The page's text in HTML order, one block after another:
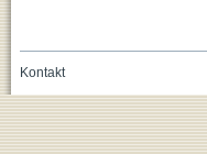
Kontakt